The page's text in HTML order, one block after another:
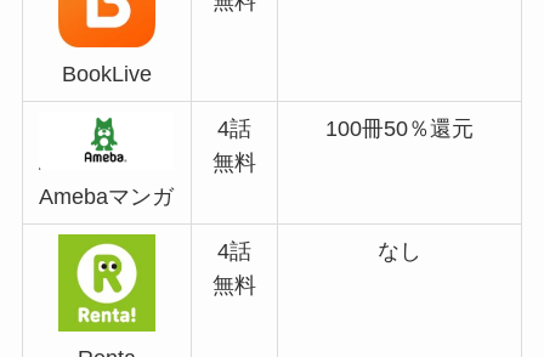
BookLive
Amebaマンガ
4話
無料
100冊50％還元
4話
無料
なし